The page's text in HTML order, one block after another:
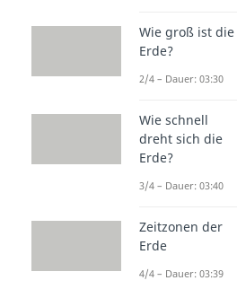
Südpolund ist
Kontinent
,
ist.
Hier siehst du die
Unterschiede:
Wie groß ist die
Erde?
2/4 – Dauer: 03:30
Wie schnell
dreht sich die
Erde?
3/4 – Dauer: 03:40
Zeitzonen der
Erde
4/4 – Dauer: 03:39